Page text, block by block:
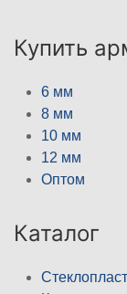
Купить
6 мм
8 мм
10 мм
12 мм
Оптом
Каталог